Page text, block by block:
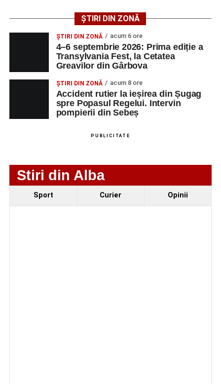
ȘTIRI DIN ZONĂ
ȘTIRI DIN ZONĂ acum 6 ore
4–6 septembrie 2026: Prima ediție a
Transylvania Fest, la Cetatea
Greavilor din Gârbova
ȘTIRI DIN ZONĂ acum 8 ore
Accident rutier la ieșirea din Șugag
spre Popasul Regelui. Intervin
pompierii din Sebeș
PUBLICITATE
Stiri din Alba
Sport Curier Opinii